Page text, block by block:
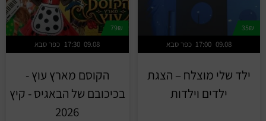
35₪
כפר סבא 17:00 09.08
ילד שלי מוצלח – הצגת
ילדים וילדות
79₪
כפר סבא 17:30 09.08
הקוסם מארץ עוץ -
בכיכובם של הבאגיס - קיץ
2026